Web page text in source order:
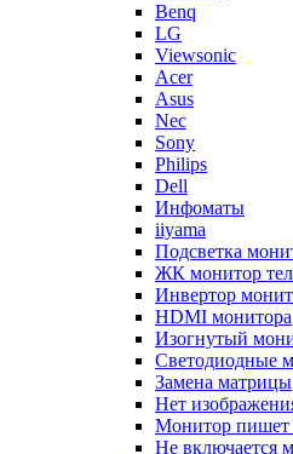
Benq
LG
Viewsonic
Acer
Asus
Nec
Sony
Philips
Dell
Инфоматы
iiyama
Подсветка
ЖК монитор
Инвертор
HDMI монитора
Изогнутый
Светодиодные
Замена матрицы
Нет
Монитор пишет
Не включается